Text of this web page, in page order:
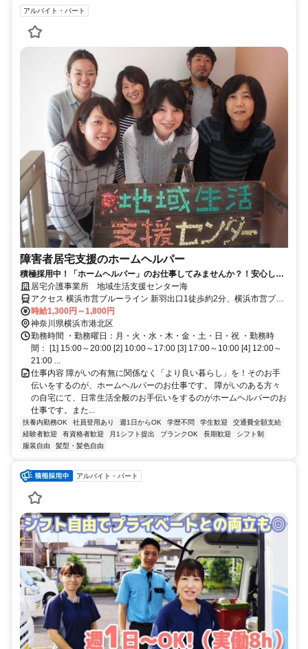
アルバイト・パート
障害者居宅支援のホームヘルパー
積極採用中！「ホームヘルパー」のお仕事してみませんか？！安心して
働ける環境をご用意します！
居宅介護事業所 地域生活支援センター海
アクセス 横浜市営ブルーライン 新羽出口1徒歩約2分、横浜市営ブル
ーライン 北新横浜出入口1徒歩約12分、横浜市営ブルーライン 仲町
台出口1徒歩約38分
時給1,300円～1,800円
神奈川県横浜市港北区
勤務時間 ・勤務曜日：月・火・水・木・金・土・日・祝 ・勤務時
間： [1] 15:00～20:00 [2] 10:00～17:00 [3] 17:00～10:00 [4] 12:00～
21:00 ...
仕事内容 障がいの有無に関係なく「より良い暮らし」を！そのお手
伝いをするのが、ホームヘルパーのお仕事です。 障がいのある方々
の自宅にて、日常生活全般のお手伝いをするのがホームヘルパーのお
仕事です。また...
扶養内勤務OK 社員登用あり 週1日からOK 学歴不問 学生歓迎
交通費全額支給
経験者歓迎
有資格者歓迎 月1シフト提出 ブランクOK 長期歓迎
シフト制
服装自由
髪型・髪色自由
アルバイト・パート